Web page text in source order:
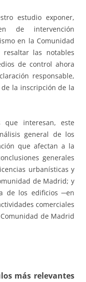
estudio exponer,
de intervención
en la Comunidad
las notables
de control ahora
responsable,
la inscripción de la
que interesan, este
general de los
que afectan a la
generales
urbanísticas y
de Madrid; y
de los edificios ─en
comerciales
de Madrid
más relevantes